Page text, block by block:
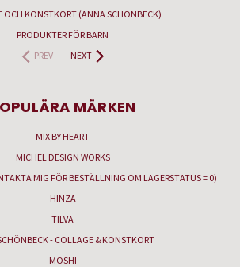
OCH KONSTKORT (ANNA SCHÖNBECK)
PRODUKTER FÖR BARN
PREV
NEXT
MÄRKEN
MIX BY HEART
MICHEL DESIGN WORKS
MIG FÖR BESTÄLLNING OM LAGERSTATUS = 0)
HINZA
TILVA
- COLLAGE & KONSTKORT
MOSHI